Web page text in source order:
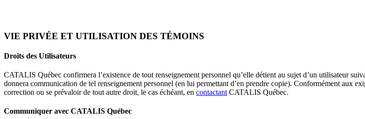
VIE PRIVÉE ET UTILISATION DES TÉMOINS
Droits des Utilisateurs
CATALIS Québec confirmera l’existence de tout renseignement personnel qu’elle détient au sujet d’un utilisateur
donnera communication de tel renseignement personnel (en lui permettant d’en prendre copie). Conformément aux
correction ou se prévaloir de tout autre droit, le cas échéant, en contactant CATALIS Québec.
Communiquer avec CATALIS Québec